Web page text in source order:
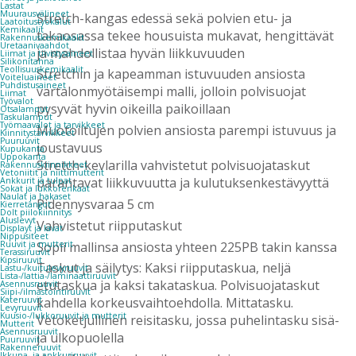
Lastat
Muurausvälineet
Laatoitustyökalut
Kemikaalit
Rakennuskemikaalit
Uretaanivaahdot
Liimat ja tiivistysaineet
Silikonitahna
Teollisuuskemikaalit
Voiteluaineet
Puhdistusaineet
Liimat
Työvalot
Otsalamput
Taskulamput
Työmaavalot ja tarvikkeet
Kiinnitys­tarvikkeet
Puuruuvit
Kupukanta
Uppokanta
Rakennuskiinnikkeet
Vetoniitit ja niittimutterit
Ankkurit ja tulpat
Sokat ja lukkorenkaat
Naulat ja hakaset
Kierretangot
Dolt piilokiinnitys
Aluslevyt
Displayt ja lavat
Nippusiteet
Ruuvit ja mutterit
Terassiruuvit
Kipsiruuvit
Lastu-/kuitulevyruuvit
Lista-/lattia-/laminaattiruuvit
Asennusruuvit
Siipi-/ilmastointiruuvit
Kateruuvit
Levyruuvit
Kuusio-/lukkoruuvit ja mutterit
Mutterit
Asennusruuvit
Puuruuvit
Rakenneruuvit
Stretch-kangas edessä sekä polvien etu- ja
takaosassa tekee housuista mukavat, hengittävät
ja mahdollistaa hyvän liikkuvuuden
Stretchin ja kapeamman istuvuuden ansiosta
vartalonmyötäisempi malli, jolloin polvisuojat
pysyvät hyvin oikeilla paikoillaan
Muotoiltujen polvien ansiosta parempi istuvuus ja
joustavuus
Stretch-kevlarilla vahvistetut polvisuojataskut
parantavat liikkuvuutta ja kulutuksenkestävyyttä
Pidennysvaraa 5 cm
Vahvistetut riipputaskut
Sopii mallinsa ansiosta yhteen 225PB takin kanssa
Taskut ja säilytys: Kaksi riipputaskua, neljä
etutaskua ja kaksi takataskua. Polvisuojataskut
kahdella korkeusvaihtoehdolla. Mittatasku.
Vetoketjullinen reisitasku, jossa puhelintasku sisä-
ja ulkopuolella